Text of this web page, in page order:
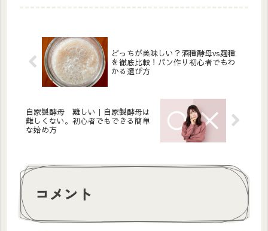
どっちが美味しい？酒種酵母vs麹種
を徹底比較！パン作り初心者でもわ
かる選び方
自家製酵母 難しい｜自家製酵母は
難しくない。初心者でもできる簡単
な始め方
コメント